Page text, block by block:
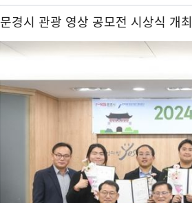
문경시 관광 영상 공모전 시상식 개최